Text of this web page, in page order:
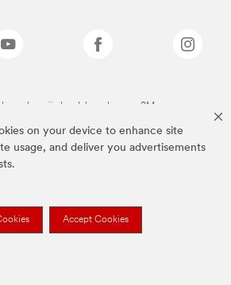
on your device to enhance site
usage, and deliver you advertisements
Accept Cookies
merken zijn handelsmerken van 3M.we